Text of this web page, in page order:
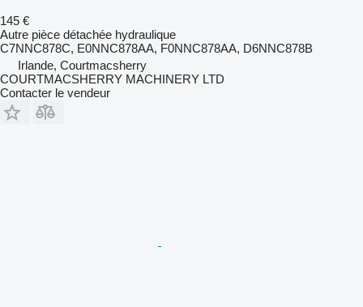
145 €
Autre pièce détachée hydraulique
C7NNC878C, E0NNC878AA, F0NNC878AA, D6NNC878B
Irlande, Courtmacsherry
COURTMACSHERRY MACHINERY LTD
Contacter le vendeur